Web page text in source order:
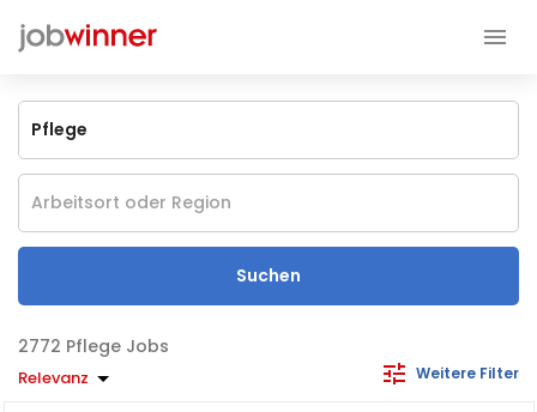
Suchen
Pflege Jobs
Relevanz Weitere Filter